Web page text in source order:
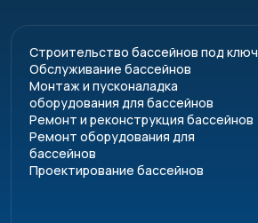
Строительство бассейнов под ключ
Обслуживание бассейнов
Монтаж и пусконаладка
оборудования для бассейнов
Ремонт и реконструкция бассейнов
Ремонт оборудования для
бассейнов
Проектирование бассейнов